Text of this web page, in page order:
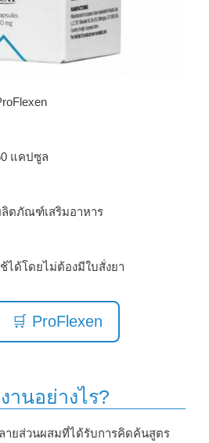
แคปซูล
ลิตภัณฑ์เสริมอาหาร
ได้โดยไม่ต้องมีใบสั่งยา
🛒 ProFlexen
านอย่างไร?
ยส่วนผสมที่ได้รับการคิดค้นสูตร